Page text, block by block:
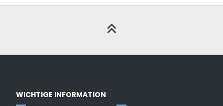
WICHTIGE INFORMATION